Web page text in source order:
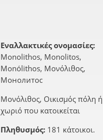
Εναλλακτικές ονομασίες:
Monolithos, Monolitos,
Monólithos, Μονόλιθος,
Монолитос
Μονόλιθος, Οικισμός πόλη ή
χωριό που κατοικείται
Πληθυσμός: 181 κάτοικοι.